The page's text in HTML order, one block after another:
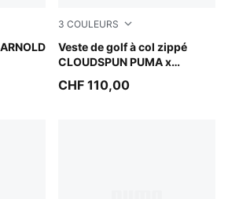
3 COULEURS
Veste de golf à col zippé
CLOUDSPUN PUMA x
Deep Navy
CHF 110,00